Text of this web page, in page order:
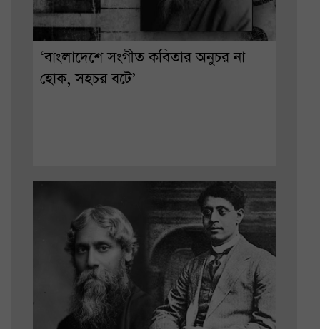
‘বাংলাদেশে সংগীত কবিতার অনুচর না
হোক, সহচর বটে’